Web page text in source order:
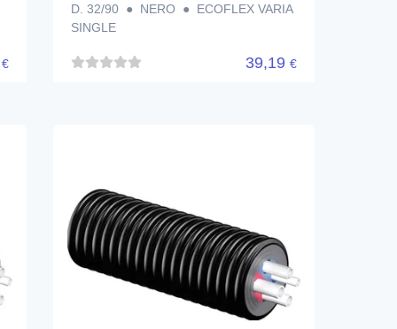
€
D. 32/90 ● NERO ● ECOFLEX VARIA
SINGLE
39,19 €